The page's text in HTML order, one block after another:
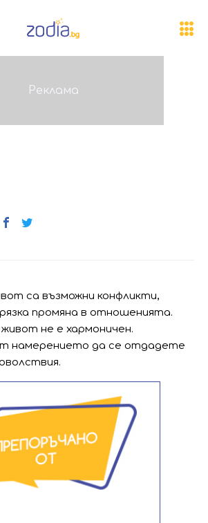
са възможни конфликти,
промяна в отношенията.
не е хармоничен.
намерението да се отдадете